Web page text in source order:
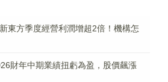
東方季度經營利潤增超2倍！機構怎
財年中期業績扭虧為盈，股價飆漲